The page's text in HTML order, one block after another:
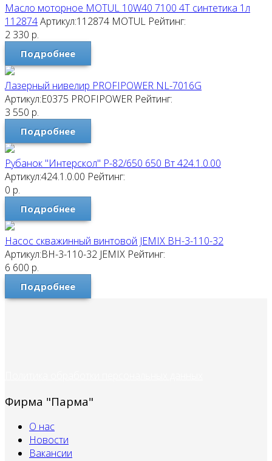
Масло моторное MOTUL 10W40 7100 4T синтетика 1л
112874Артикул:112874 MOTUL Рейтинг:
2 330 р.
Подробнее
Лазерный нивелир PROFIPOWER NL-7016G
Артикул:E0375 PROFIPOWER Рейтинг:
3 550 р.
Подробнее
Рубанок "Интерскол" Р-82/650 650 Вт 424.1.0.00
Артикул:424.1.0.00 Рейтинг:
0 р.
Подробнее
Насос скважинный винтовой JEMIX ВН-3-110-32
Артикул:ВН-3-110-32 JEMIX Рейтинг:
6 600 р.
Подробнее
Фирма "Парма"
О нас
Новости
Вакансии